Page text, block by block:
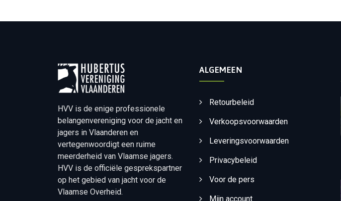
HVV is de enige professionele
belangenvereniging voor de jacht en
jagers in Vlaanderen en
vertegenwoordigt een ruime
meerderheid van Vlaamse jagers.
HVV is de officiële gesprekspartner
op het gebied van jacht voor de
Vlaamse Overheid.
ALGEMEEN
Retourbeleid
Verkoopsvoorwaarden
Leveringsvoorwaarden
Privacybeleid
Voor de pers
Mijn account